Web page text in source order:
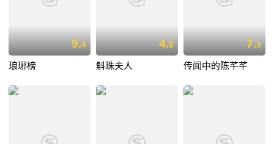
9.4
琅琊榜
4.8
斛珠夫人
7.3
传闻中的陈芊芊